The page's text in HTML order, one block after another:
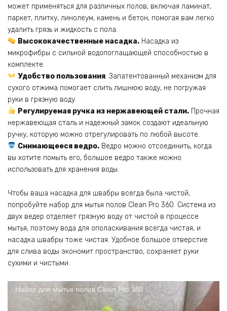
может применяться для различных полов, включая ламинат,
паркет, плитку, линолеум, камень и бетон, помогая вам легко
удалить грязь и жидкость с пола.
Высококачественные насадка.Насадка из
микрофибры с сильной водопоглащающей способностью в
комплекте.
Удобство пользования. Запатентованный механизм для
сухого отжима помогает слить лишнюю воду, не погружая
руки в грязную воду.
Регулируемая ручка из нержавеющей стали.Прочная
нержавеющая сталь и надежный замок создают идеальную
ручку, которую можно отрегулировать по любой высоте.
Снимающееся ведро.Ведро можно отсоединить, когда
вы хотите помыть его, большое ведро также можно
использовать для хранения воды.
Чтобы ваша насадка для швабры всегда была чистой,
попробуйте набор для мытья полов Clean Pro 360. Система из
двух ведер отделяет грязную воду от чистой в процессе
мытья, поэтому вода для ополаскивания всегда чистая, и
насадка швабры тоже чистая. Удобное большое отверстие
для слива воды экономит пространство, сохраняет руки
сухими и чистыми.
Набор для мытья полов Clean Pro 360